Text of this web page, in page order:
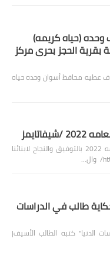
(حياه كريمه)
بقرية الحجز بحرى مركز
عطيه محافظ أسوان وحده حياه
ل معرفة نتيجة الثانويه العامه 2022 بالتوفيق والنجاح لابنائنا
طالب في الدراسات
الدنيا" كتبه الطالب الأسيف|